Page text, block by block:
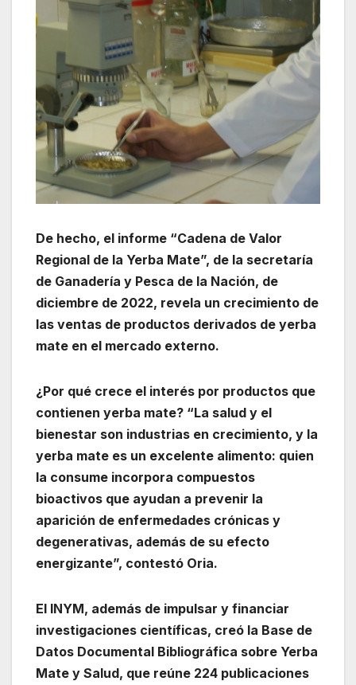
De hecho, el informe “Cadena de Valor
Regional de la Yerba Mate”, de la secretaría
de Ganadería y Pesca de la Nación, de
diciembre de 2022, revela un crecimiento de
las ventas de productos derivados de yerba
mate en el mercado externo.
¿Por qué crece el interés por productos que
contienen yerba mate? “La salud y el
bienestar son industrias en crecimiento, y la
yerba mate es un excelente alimento: quien
la consume incorpora compuestos
bioactivos que ayudan a prevenir la
aparición de enfermedades crónicas y
degenerativas, además de su efecto
energizante”, contestó Oria.
El INYM, además de impulsar y financiar
investigaciones científicas, creó la Base de
Datos Documental Bibliográfica sobre Yerba
Mate y Salud, que reúne 224 publicaciones